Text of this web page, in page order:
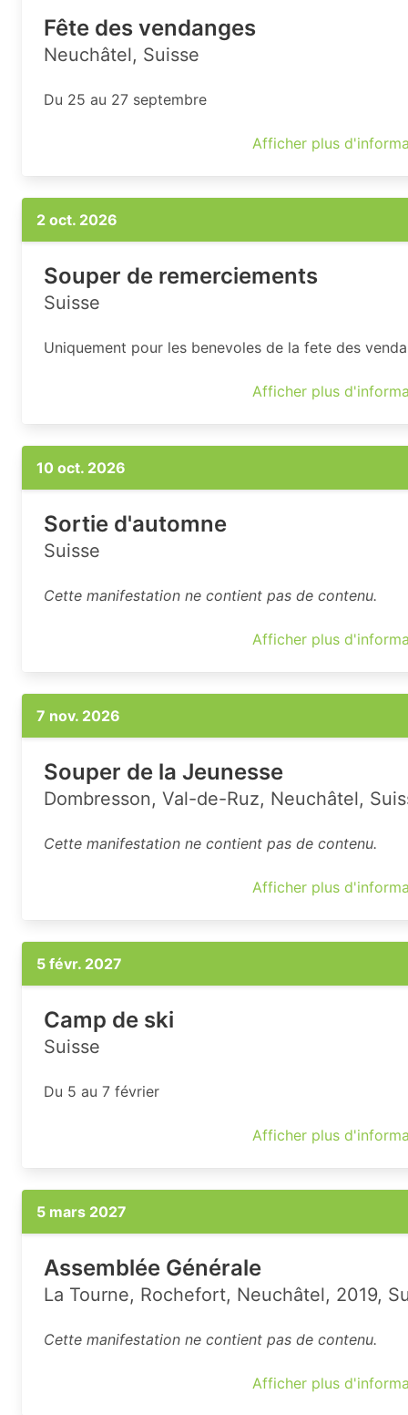
Fête des vendanges
Neuchâtel, Suisse
Du 25 au 27 septembre
Afficher plus
2 oct. 2026
Souper de remerciements
Suisse
Uniquement pour les benevoles de la fete des
Afficher plus
10 oct. 2026
Sortie d'automne
Suisse
Cette manifestation ne contient pas de contenu.
Afficher plus
7 nov. 2026
Souper de la Jeunesse
Dombresson, Val-de-Ruz, Neuchâtel,
Cette manifestation ne contient pas de contenu.
Afficher plus
5 févr. 2027
Camp de ski
Suisse
Du 5 au 7 février
Afficher plus
5 mars 2027
Assemblée Générale
La Tourne, Rochefort, Neuchâtel, 2019,
Cette manifestation ne contient pas de contenu.
Afficher plus